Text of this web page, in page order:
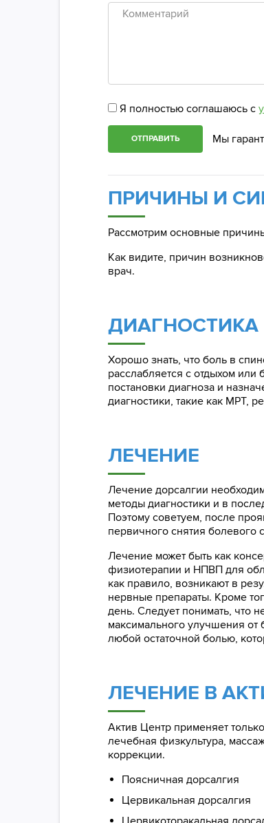
Комментарий
Я полностью соглашаюсь с
ОТПРАВИТЬ Мы
ПРИЧИНЫ И
Рассмотрим основные
Как видите, причин
врач.
ДИАГНОСТИКА
Хорошо знать, что боль в
расслабляется с отдыхом или
постановки диагноза и
диагностики, такие как МРТ,
ЛЕЧЕНИЕ
Лечение дорсалгии
методы диагностики и в
Поэтому советуем, после
первичного снятия
Лечение может быть как
физиотерапии и НПВП для
как правило, возникают в
нервные препараты. Кроме
день. Следует понимать, что
максимального улучшения
любой остаточной болью,
ЛЕЧЕНИЕ В
Актив Центр применяет
лечебная физкультура,
коррекции.
Поясничная дорсалгия
Цервикальная дорсалгия